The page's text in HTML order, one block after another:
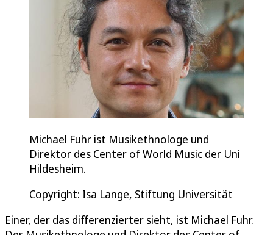
Michael Fuhr ist Musikethnologe und
Direktor des Center of World Music der Uni
Hildesheim.
Copyright: Isa Lange, Stiftung Universität
Einer, der das differenzierter sieht, ist Michael Fuhr.